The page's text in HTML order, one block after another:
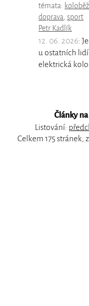
témata:
doprava,sport
Petr Kadlík
12. 06. 2026:
u ostatních
elektrická
Články
Listování:
Celkem 175 stránek,